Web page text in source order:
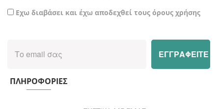
Εχω διαβάσει και έχω αποδεχθεί τους όρους χρήσης
ΠΛΗΡΟΦΟΡΙΕΣ